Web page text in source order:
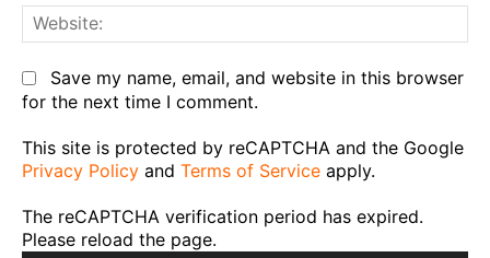
Save my name, email, and website in this browser
for the next time I comment.
This site is protected by reCAPTCHA and the Google
Privacy Policy and Terms of Service apply.
The reCAPTCHA verification period has expired.
Please reload the page.